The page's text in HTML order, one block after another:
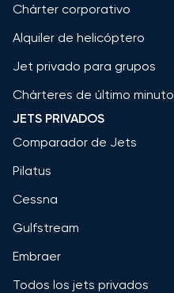
Chárter corporativo
Alquiler de helicóptero
Jet privado para grupos
Chárteres de último minuto
JETS PRIVADOS
Comparador de Jets
Pilatus
Cessna
Gulfstream
Embraer
Todos los jets privados